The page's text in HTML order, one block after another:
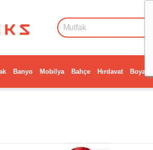
Banyo Mobilya Bahçe Hırdavat Boya